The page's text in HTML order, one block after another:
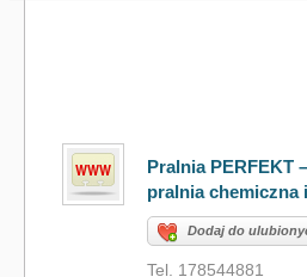
Pralnia PERFEKT
pralnia chemiczna
Dodaj do
Tel. 178544881